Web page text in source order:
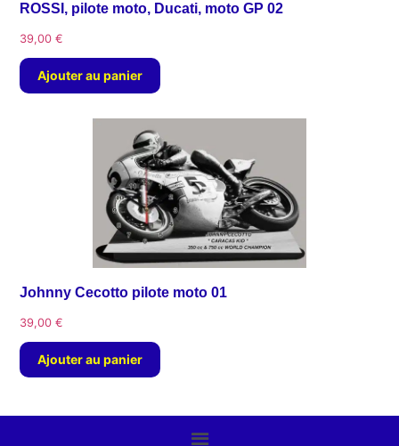
ROSSI, pilote moto, Ducati, moto GP 02
39,00 €
Ajouter au panier
Johnny Cecotto pilote moto 01
39,00 €
Ajouter au panier